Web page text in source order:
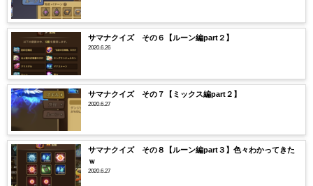
サマナクイズ その６【ルーン編part２】
2020.6.26
サマナクイズ その７【ミックス編part２】
2020.6.27
サマナクイズ その８【ルーン編part３】色々わかってきた
ｗ
2020.6.27